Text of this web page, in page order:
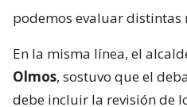
podemos evaluar distintas
En la misma línea, el
Olmos, sostuvo que el
debe incluir la revisión de